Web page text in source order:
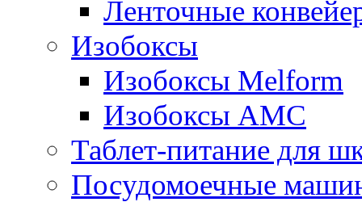
Ленточные
Изобоксы
Изобоксы Melform
Изобоксы AMC
Таблет-питание для
Посудомоечные